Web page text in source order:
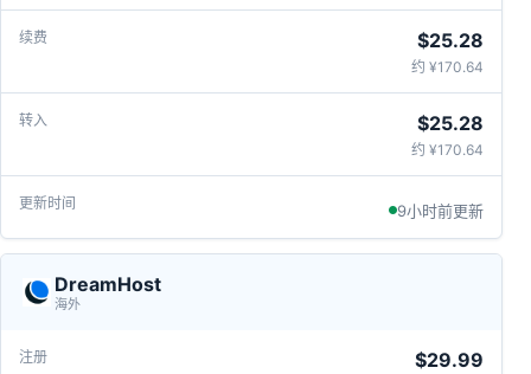
$25.28
约 ¥170.64
$25.28
约 ¥170.64
9小时前更新
DreamHost
海外
$29.99